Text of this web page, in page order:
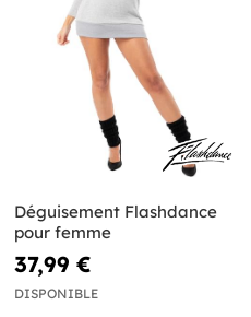
Déguisement Flashdance
pour femme
37,99 €
DISPONIBLE